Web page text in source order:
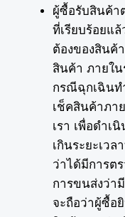
ผู้ซื้อรับสินค้า
ที่เรียบร้อยแ
ต้องของสินค้
สินค้า ภายใน
กรณีฉุกเฉินท
เช็คสินค้าภา
เรา เพื่อดำเ
เกินระยะเว
ว่าได้มีการต
การขนส่งว่า
จะถือว่าผู้ซื้อ